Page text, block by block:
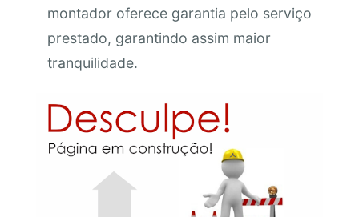
montador oferece garantia pelo serviço
prestado, garantindo assim maior
tranquilidade.